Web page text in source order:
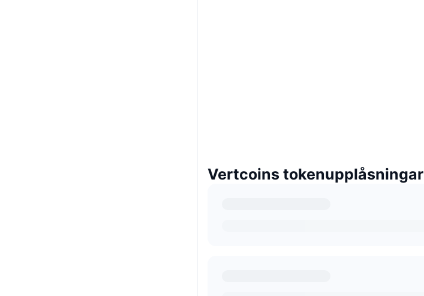
Vertcoins tokenupplåsningar